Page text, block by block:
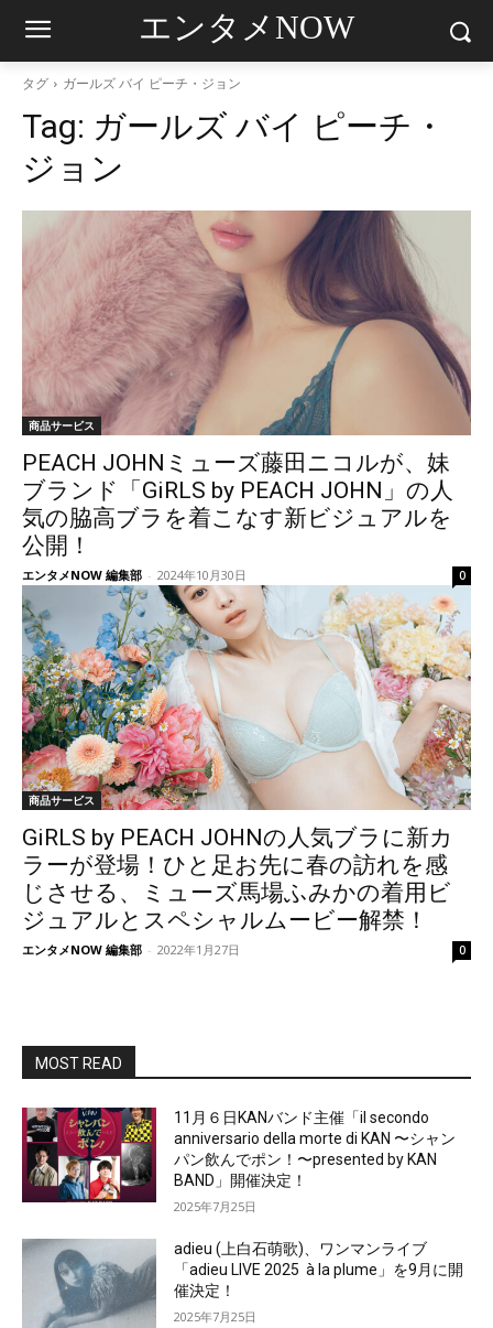
エンタメNOW
タグ ガールズ バイ ピーチ・ジョン
Tag: ガールズ バイ ピーチ・
ジョン
商品サービス
PEACH JOHNミューズ藤田ニコルが、妹
ブランド「GiRLS by PEACH JOHN」の人
気の脇高ブラを着こなす新ビジュアルを
公開！
エンタメNOW 編集部 - 2024年10月30日 0
商品サービス
GiRLS by PEACH JOHNの人気ブラに新カ
ラーが登場！ひと足お先に春の訪れを感
じさせる、ミューズ馬場ふみかの着用ビ
ジュアルとスペシャルムービー解禁！
エンタメNOW 編集部 - 2022年1月27日 0
MOST READ
11月６日KANバンド主催「il secondo
anniversario della morte di KAN 〜シャン
パン飲んでポン！〜presented by KAN
BAND」開催決定！
2025年7月25日
adieu (上白石萌歌)、ワンマンライブ
「adieu LIVE 2025 à la plume」を9月に開
催決定！
2025年7月25日